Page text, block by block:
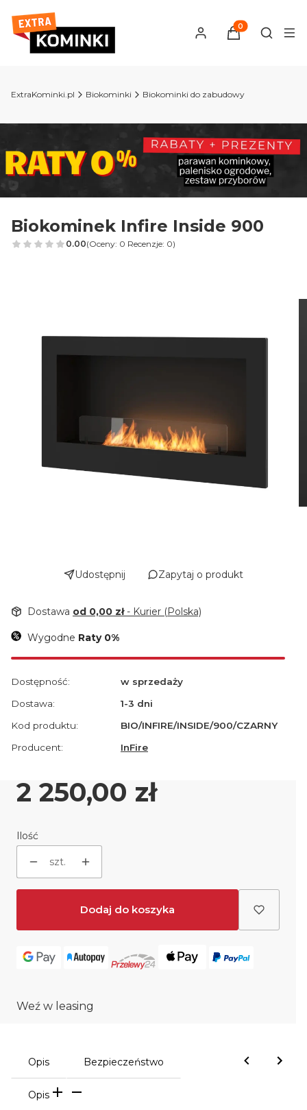
Produkty w
Otwórz
ExtraKominki.pl Biokominki Biokominki do zabudowy
Biokominek Infire Inside 900
0.00(Oceny: 0 Recenzje: 0)
Udostępnij Zapytaj o produkt
Dostawa od 0,00 zł- Kurier (Polska)
Wygodne Raty 0%
Dostępność:
w sprzedaży
Dostawa:
1-3 dni
Kod produktu:
BIO/INFIRE/INSIDE/900/CZARNY
Producent:
InFire
Cena
2 250,00 zł
Ilość
szt.
Dodaj do koszyka
Weź w leasing
Opis Bezpieczeństwo
Opis